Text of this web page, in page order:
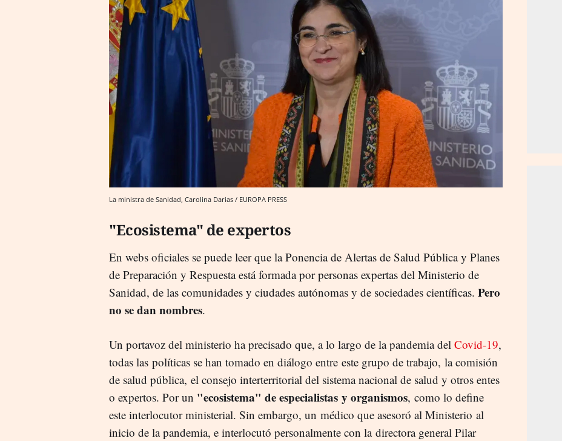
La ministra de Sanidad, Carolina Darias / EUROPA PRESS
"Ecosistema" de expertos
En webs oficiales se puede leer que la Ponencia de Alertas de Salud Pública y Planes
de Preparación y Respuesta está formada por personas expertas del Ministerio de
Sanidad, de las comunidades y ciudades autónomas y de sociedades científicas. Pero
no se dan nombres.
Un portavoz del ministerio ha precisado que, a lo largo de la pandemia del Covid-19,
todas las políticas se han tomado en diálogo entre este grupo de trabajo, la comisión
de salud pública, el consejo interterritorial del sistema nacional de salud y otros entes
o expertos. Por un "ecosistema" de especialistas y organismos, como lo define
este interlocutor ministerial. Sin embargo, un médico que asesoró al Ministerio al
inicio de la pandemia, e interlocutó personalmente con la directora general Pilar